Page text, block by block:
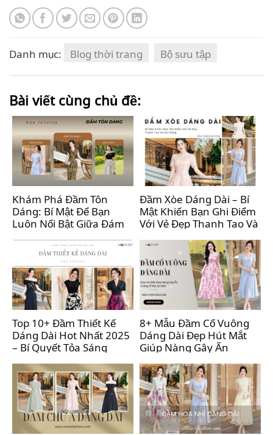
Danh mục: Blog thời trang Bộ sưu tập
Bài viết cùng chủ đề:
Khám Phá Đầm Tôn
Dáng: Bí Mật Để Bạn
Luôn Nổi Bật Giữa Đám
Đầm Xòe Dáng Dài – Bí
Mật Khiến Bạn Ghi Điểm
Với Vẻ Đẹp Thanh Tao Và
Dịu Dàng
Top 10+ Đầm Thiết Kế
Dáng Dài Hot Nhất 2025
– Bí Quyết Tỏa Sáng
Thanh Lịch Cho Nàng
8+ Mẫu Đầm Cổ Vuông
Dáng Dài Đẹp Hút Mắt
Giúp Nàng Gây Ấn
Tượng Ở Mọi Sự Kiện